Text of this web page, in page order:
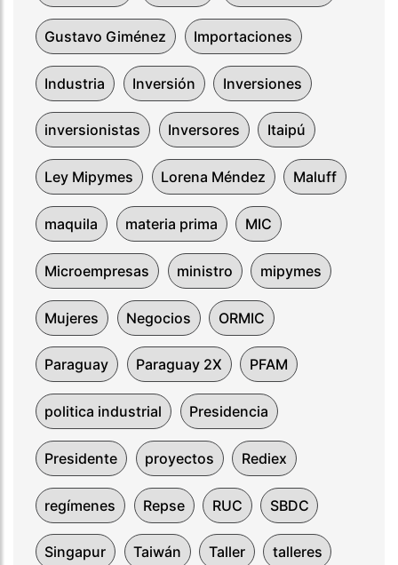
Gustavo Giménez Importaciones
Industria Inversión Inversiones
inversionistas Inversores Itaipú
Ley Mipymes Lorena Méndez Maluff
maquila materia prima MIC
Microempresas ministro mipymes
Mujeres Negocios ORMIC
Paraguay Paraguay 2X PFAM
politica industrial Presidencia
Presidente proyectos Rediex
regímenes Repse RUC SBDC
Singapur Taiwán Taller talleres